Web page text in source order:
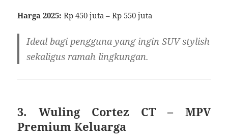
Harga 2025: Rp 450 juta – Rp 550 juta
Ideal bagi pengguna yang ingin SUV stylish
sekaligus ramah lingkungan.
3. Wuling Cortez CT – MPV
Premium Keluarga